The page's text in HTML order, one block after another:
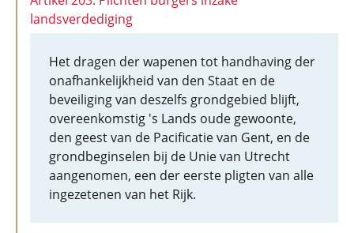
landsverdediging
Het dragen der wapenen tot handhaving der
onafhankelijkheid van den Staat en de
beveiliging van deszelfs grondgebied blijft,
overeenkomstig 's Lands oude gewoonte,
den geest van de Pacificatie van Gent, en de
grondbeginselen bij de Unie van Utrecht
aangenomen, een der eerste pligten van alle
ingezetenen van het Rijk.